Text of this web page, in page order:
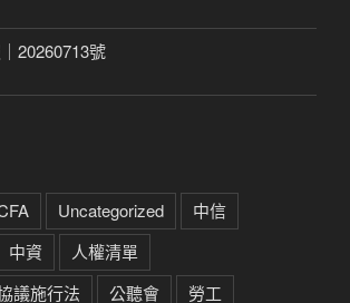
20260713號
Uncategorized
中信
中資
人權清單
議施行法
公聽會
勞工